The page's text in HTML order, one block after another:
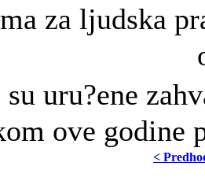
za ljudska
uru?ene
ove
<